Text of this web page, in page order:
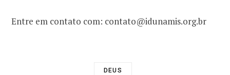
Entre em contato com: contato@idunamis.org.br
DEUS